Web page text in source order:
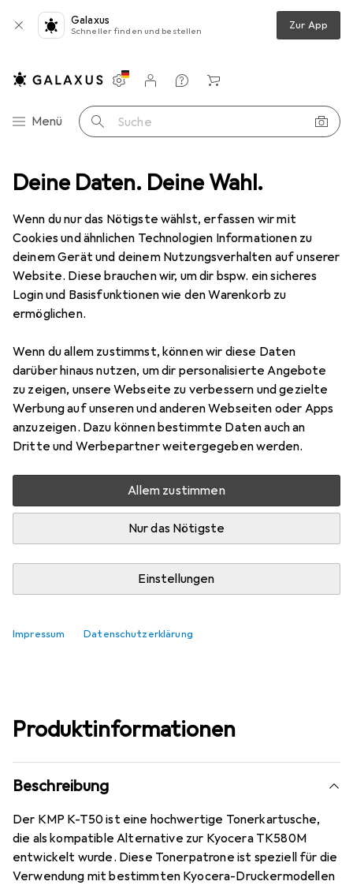
Deine Daten. Deine Wahl.
Wenn du nur das Nötigste wählst, erfassen wir mit
Cookies und ähnlichen Technologien Informationen zu
deinem Gerät und deinem Nutzungsverhalten auf unserer
Website. Diese brauchen wir, um dir bspw. ein sicheres
Login und Basisfunktionen wie den Warenkorb zu
ermöglichen.
Wenn du allem zustimmst, können wir diese Daten
darüber hinaus nutzen, um dir personalisierte Angebote
zu zeigen, unsere Webseite zu verbessern und gezielte
Werbung auf unseren und anderen Webseiten oder Apps
anzuzeigen. Dazu können bestimmte Daten auch an
Dritte und Werbepartner weitergegeben werden.
Allem zustimmen
Nur das Nötigste
Einstellungen
Impressum Datenschutzerklärung
Galaxus
Schneller finden und bestellen Zur App
Navigation nach Kategorien
Menü Suche
Einstellungen
Kundenkonto
Vergleichslisten
Merklisten
Warenkorb
Drucker + Scanner Drucken Toner
3 Bilder
KMPK-T50
Preis in EUR inkl. MwSt.
EUR
54,46
Bewertungen
Zwischen Mi, 12.8. und Do, 13.8. geliefert
Nur 4 Stück an Lager beim Lieferanten
Lieferort angeben für genaue Lieferzeit
kostenloser Versand
Produktinformationen
Beschreibung
Der KMP K-T50 ist eine hochwertige Tonerkartusche,
die als kompatible Alternative zur Kyocera TK580M
entwickelt wurde. Diese Tonerpatrone ist speziell für die
Verwendung mit bestimmten Kyocera-Druckermodellen